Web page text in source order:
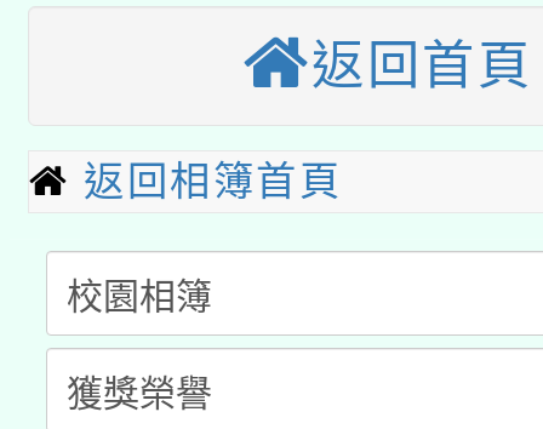
A3數位素養講師名單
本校115學年度第1次
第3次招考甄選結果公
本校115學年度第2次
次招考甄選結果公告(
有關原住民族委員會
公告之原住民族歲時祭
一案。
兒童少年暑期犯罪預防
答一案
有關本府115年70歲以
人員健康講座「吃得安
本校115學年度第2次
返回首頁
返回相簿首頁